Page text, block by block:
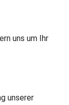
uns um Ihr
unserer